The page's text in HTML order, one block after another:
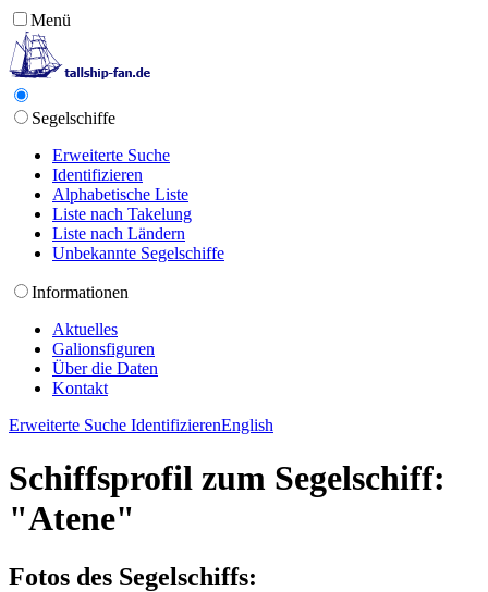
Menü
Segelschiffe
Erweiterte Suche
Identifizieren
Alphabetische Liste
Liste nach Takelung
Liste nach Ländern
Unbekannte Segelschiffe
Informationen
Aktuelles
Galionsfiguren
Über die Daten
Kontakt
Erweiterte Suche IdentifizierenEnglish
Schiffsprofil zum Segelschiff:
"Atene"
Fotos des Segelschiffs: